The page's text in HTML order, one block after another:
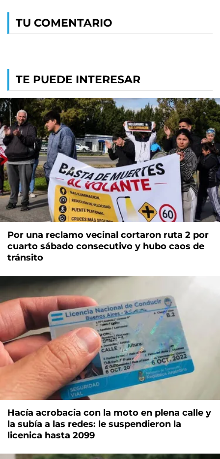
TU COMENTARIO
TE PUEDE INTERESAR
Por una reclamo vecinal cortaron ruta 2 por
cuarto sábado consecutivo y hubo caos de
tránsito
Hacía acrobacia con la moto en plena calle y
la subía a las redes: le suspendieron la
licenica hasta 2099